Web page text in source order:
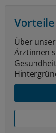
Über unser
Ärztinnen